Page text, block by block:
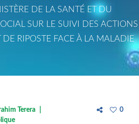
DE LA SANTÉ ET DU
SUR LE SUIVI DES ACTIONS
DE RIPOSTE FACE À LA MALADIE
Terera
0